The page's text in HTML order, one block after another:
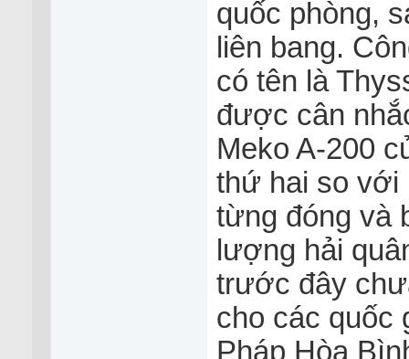
quốc phòng,
liên bang.
có tên là
được cân
Meko A-200
thứ hai so với
từng đóng và
lượng hải
trước đây
cho các quốc
Pháp Hòa